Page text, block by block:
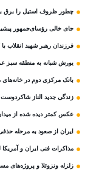
چطور ظروف استیل را برق
جای خالی رؤسای‌جمهور
فرزندان رهبر شهید انقلاب
یورش شبانه به منطقه سبز
بانک مرکزی دوم در خانه‌های
زندگی جدید الناز
عکس کمتر دیده شده از میدان
ایران از صعود به مرحله
مذاکرات فنی ایران و
زلزله ونزوئلا و پروژه‌های